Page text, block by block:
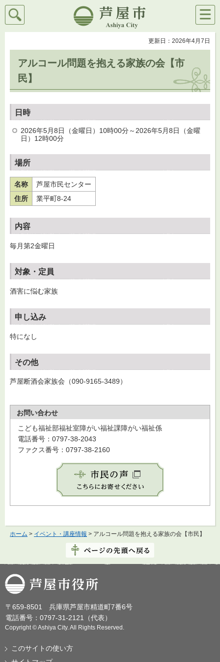
芦屋市
検索
メニ
ュー
更新日：2026年4月7日
アルコール問題を抱える家族の会【市
民】
日時
2026年5月8日（金曜日）10時00分～2026年5月8日（金曜
日）12時00分
場所
名称
芦屋市民センター
住所
業平町8-24
内容
毎月第2金曜日
対象・定員
酒害に悩む家族
申し込み
特になし
その他
芦屋断酒会家族会（090-9165-3489）
お問い合わせ
こども福祉部福祉室障がい福祉課障がい福祉係
電話番号：0797-38-2043
ファクス番号：0797-38-2160
ホーム > イベント・講座情報 > アルコール問題を抱える家族の会【市民】
芦屋市役所
〒659-8501 兵庫県芦屋市精道町7番6号
電話番号：0797-31-2121（代表）
Copyright © Ashiya City. All Rights Reserved.
このサイトの使い方